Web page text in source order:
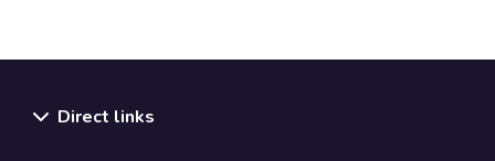
Direct links